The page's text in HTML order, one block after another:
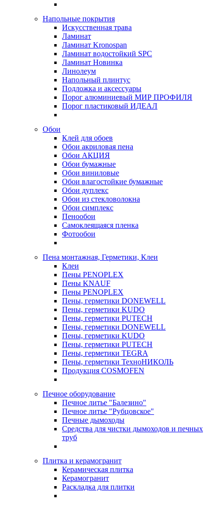
Напольные покрытия
Искусственная трава
Ламинат
Ламинат Kronospan
Ламинат водостойкий SPC
Ламинат Новинка
Линолеум
Напольный плинтус
Подложка и аксессуары
Порог алюминиевый МИР ПРОФИЛЯ
Порог пластиковый ИДЕАЛ
Обои
Клей для обоев
Обои акриловая пена
Обои АКЦИЯ
Обои бумажные
Обои виниловые
Обои влагостойкие бумажные
Обои дуплекс
Обои из стекловолокна
Обои симплекс
Пенообои
Самоклеящаяся пленка
Фотообои
Пена монтажная, Герметики, Клеи
Клеи
Пены PENOPLEX
Пены KNAUF
Пены PENOPLEX
Пены, герметики DONEWELL
Пены, герметики KUDO
Пены, герметики PUTECH
Пены, герметики DONEWELL
Пены, герметики KUDO
Пены, герметики PUTECH
Пены, герметики TEGRA
Пены, герметики ТехноНИКОЛЬ
Продукция COSMOFEN
Печное оборудование
Печное литье "Балезино"
Печное литье "Рубцовское"
Печные дымоходы
Средства для чистки дымоходов и печных
труб
Плитка и керамогранит
Керамическая плитка
Керамогранит
Раскладка для плитки